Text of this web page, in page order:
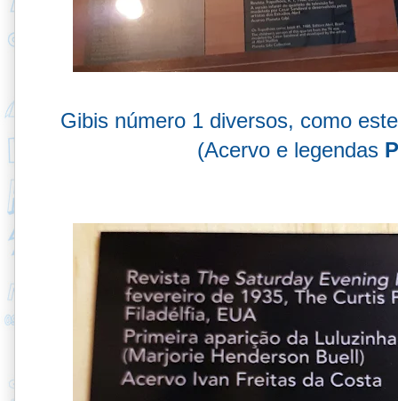
Gibis número 1 diversos, como
(Acervo e legendas